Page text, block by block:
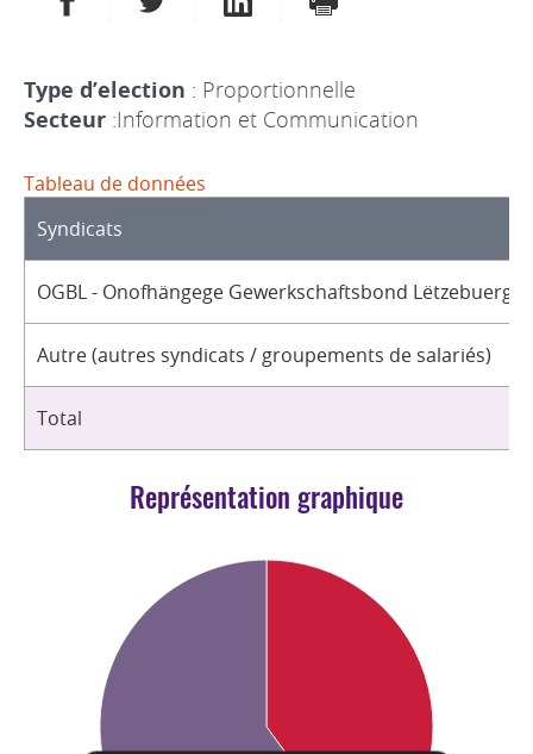
Type d’election : Proportionnelle
Secteur :Information et Communication
Tableau de données
Syndicats
OGBL - Onofhängege Gewerkschaftsbond
Autre (autres syndicats / groupements de salariés)
Total
Représentation graphique